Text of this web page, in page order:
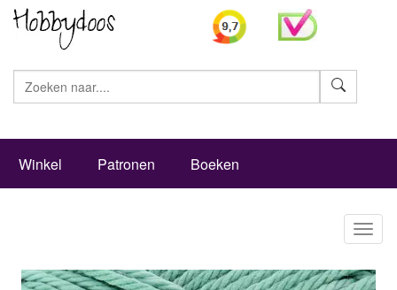
Winkel Patronen Boeken